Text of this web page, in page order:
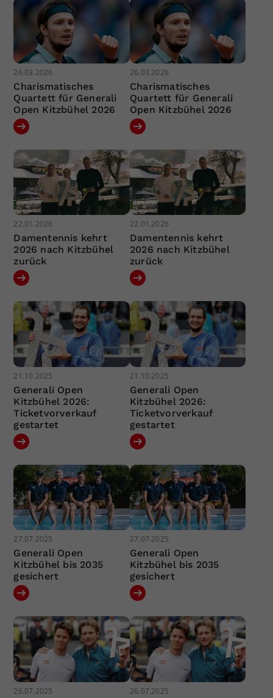
26.03.2026
Charismatisches
Quartett für Generali
Open Kitzbühel 2026
26.03.2026
Charismatisches
Quartett für Generali
Open Kitzbühel 2026
22.01.2026
Damentennis kehrt
2026 nach Kitzbühel
zurück
22.01.2026
Damentennis kehrt
2026 nach Kitzbühel
zurück
21.10.2025
Generali Open
Kitzbühel 2026:
Ticketvorverkauf
gestartet
21.10.2025
Generali Open
Kitzbühel 2026:
Ticketvorverkauf
gestartet
27.07.2025
Generali Open
Kitzbühel bis 2035
gesichert
27.07.2025
Generali Open
Kitzbühel bis 2035
gesichert
26.07.2025 26.07.2025